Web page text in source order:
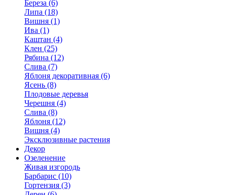
Береза (6)
Липа (18)
Вишня (1)
Ива (1)
Каштан (4)
Клен (25)
Рябина (12)
Слива (7)
Яблоня декоративная (6)
Ясень (8)
Плодовые деревья
Черешня (4)
Слива (8)
Яблоня (12)
Вишня (4)
Эксклюзивные растения
Декор
Озеленение
Живая изгородь
Барбарис (10)
Гортензия (3)